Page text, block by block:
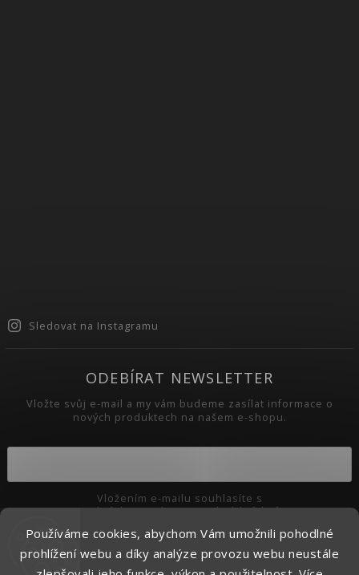
Používáme cookies, abychom Vám umožnili pohodlné
prohlížení webu a díky analýze provozu webu neustále
Sledovat na Instagramu
ODEBÍRAT NEWSLETTER
Vložte svůj e-mail a my vám budeme zasílat informace o
nových produktech na našem e-shopu.
podmínkami ochrany osobních údajů
Přihlásit se